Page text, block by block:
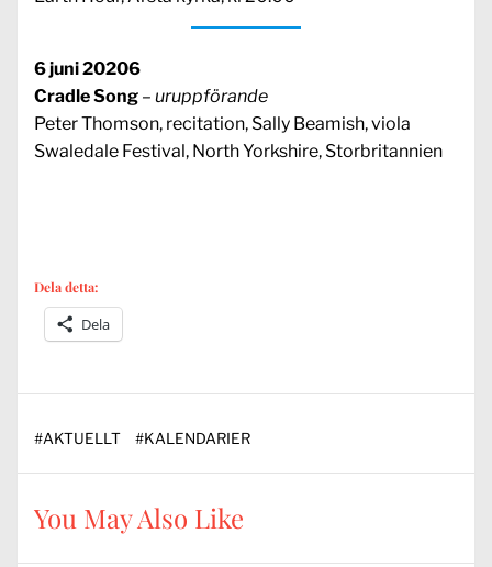
6 juni 20206
Cradle Song – uruppförande
Peter Thomson, recitation, Sally Beamish, viola
Swaledale Festival, North Yorkshire, Storbritannien
Dela detta:
Dela
#AKTUELLT #KALENDARIER
You May Also Like